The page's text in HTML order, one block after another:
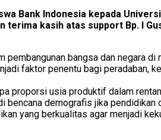
Bank Indonesia kepada
kasih atas support Bp. I
bangsa dan negara di
faktor penentu bagi peradaban,
proporsi usia produktif dalam
bencana demografis jika pendidikan
yang berkualitas agar menjadi